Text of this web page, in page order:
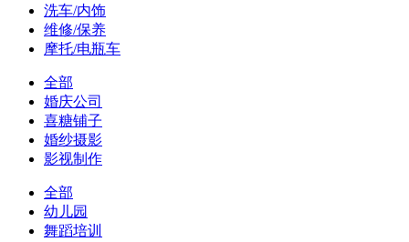
洗车/内饰
维修/保养
摩托/电瓶车
全部
婚庆公司
喜糖铺子
婚纱摄影
影视制作
全部
幼儿园
舞蹈培训